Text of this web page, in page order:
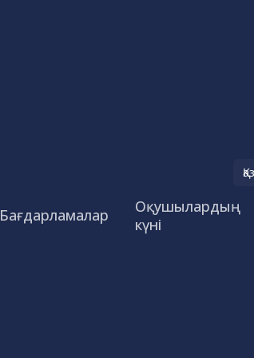
Бағдарламалар
Оқушылардың
күні